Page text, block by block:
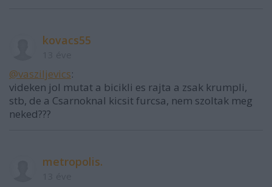
kovacs55
@vasziljevics:
videken jol mutat a bicikli es rajta a zsak krumpli,
stb, de a Csarnoknal kicsit furcsa, nem szoltak meg
neked???
metropolis.